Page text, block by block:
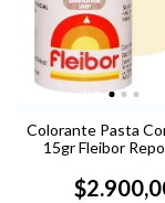
Colorante Pasta
15gr Fleibor